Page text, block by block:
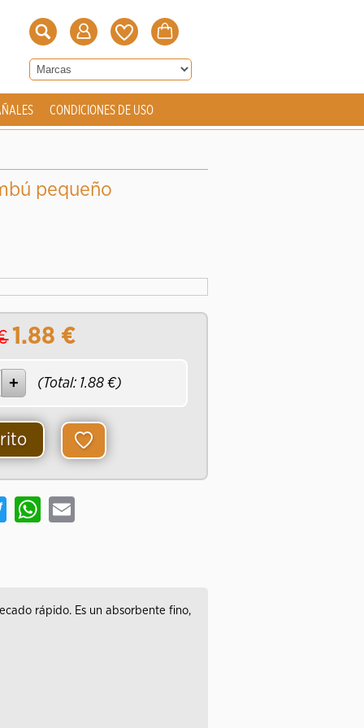
CONDICIONES DE USO
pequeño
1.88 €
(Total: 1.88€)
TwitterWhatsApp
Email
rápido. Es un absorbente fino,